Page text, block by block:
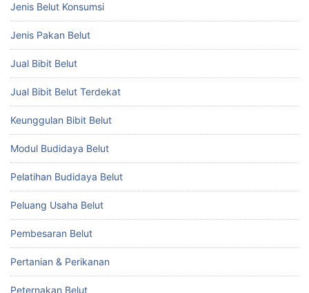
Jenis Belut Konsumsi
Jenis Pakan Belut
Jual Bibit Belut
Jual Bibit Belut Terdekat
Keunggulan Bibit Belut
Modul Budidaya Belut
Pelatihan Budidaya Belut
Peluang Usaha Belut
Pembesaran Belut
Pertanian & Perikanan
Peternakan Belut